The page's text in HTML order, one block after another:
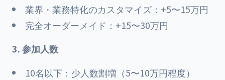
業界・業務特化のカスタマイズ：+5〜15万円
完全オーダーメイド：+15〜30万円
3. 参加人数
10名以下：少人数割増（5〜10万円程度）